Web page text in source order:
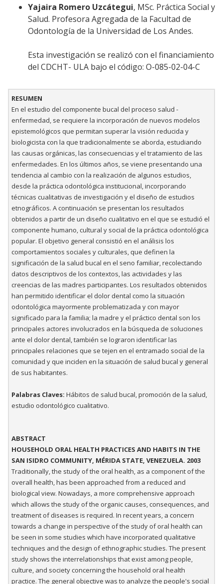
Yajaira Romero Uzcátegui, MSc. Práctica Social y
Salud. Profesora Agregada de la Facultad de
Odontología de la Universidad de Los Andes.
Esta investigación se realizó con el financiamiento
del CDCHT- ULA bajo el código: O-085-02-04-C
RESUMEN
En el estudio del componente bucal del proceso salud -
enfermedad, se requiere la incorporación de nuevos modelos
epistemológicos que permitan superar la visión reducida y
biologicista con la que tradicionalmente se aborda, estudiando
las causas orgánicas, las consecuencias y el tratamiento de las
enfermedades. En los últimos años, se viene presentando una
tendencia al cambio con la realización de algunos estudios,
desde la práctica odontológica institucional, incorporando
técnicas cualitativas de investigación y el diseño de estudios
etnográficos. A continuación se presentan los resultados
obtenidos a partir de un diseño cualitativo en el que se estudió el
componente humano, cultural y social de la práctica odontológica
popular. El objetivo general consistió en el análisis los
comportamientos sociales y culturales, que definen la
significación de la salud bucal en el seno familiar, recolectando
datos descriptivos de los contextos, las actividades y las
creencias de las madres participantes. Los resultados obtenidos
han permitido identificar el dolor dental como la situación
odontológica mayormente problematizada y con mayor
significado para la familia; la madre y el práctico dental son los
principales actores involucrados en la búsqueda de soluciones
ante el dolor dental, también se lograron identificar las
principales relaciones que se tejen en el entramado social de la
comunidad y que inciden en la situación de salud bucal y general
de sus habitantes.
Palabras Claves: Hábitos de salud bucal, promoción de la salud,
estudio odontológico cualitativo.
ABSTRACT
HOUSEHOLD ORAL HEALTH PRACTICES AND HABITS IN THE
SAN ISIDRO COMMUNITY, MÉRIDA STATE, VENEZUELA. 2003
Traditionally, the study of the oral health, as a component of the
overall health, has been approached from a reduced and
biological view. Nowadays, a more comprehensive approach
which allows the study of the organic causes, consequences, and
treatment of diseases is required. In recent years, a concern
towards a change in perspective of the study of oral health can
be seen in some studies which have incorporated qualitative
techniques and the design of ethnographic studies. The present
study shows the interrelationships that exist among people,
culture, and society concerning the household oral health
practice. The general objective was to analyze the people's social